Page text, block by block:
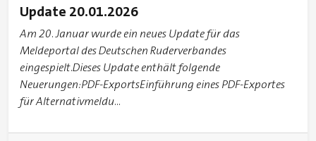
Update 20.01.2026
Am 20. Januar wurde ein neues Update für das
Meldeportal des Deutschen Ruderverbandes
eingespielt.Dieses Update enthält folgende
Neuerungen:PDF-ExportsEinführung eines PDF-Exportes
für Alternativmeldu...